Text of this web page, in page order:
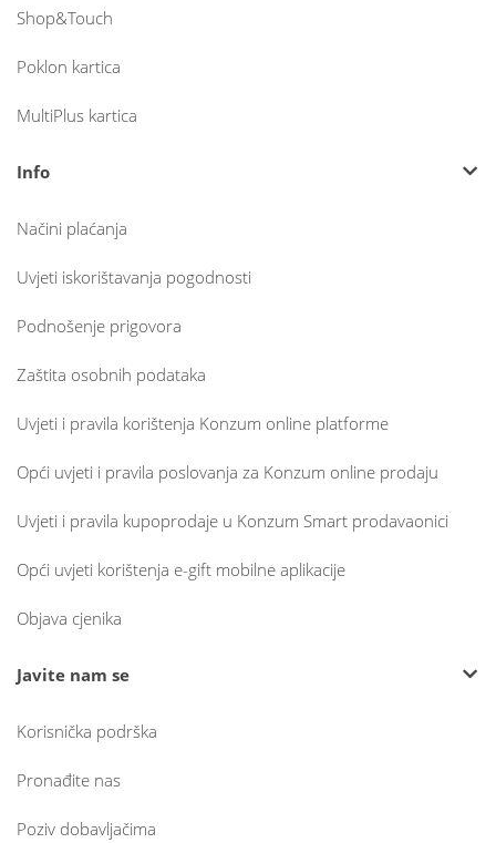
Shop&Touch
Poklon kartica
MultiPlus kartica
Info
Načini plaćanja
Uvjeti iskorištavanja pogodnosti
Podnošenje prigovora
Zaštita osobnih podataka
Uvjeti i pravila korištenja Konzum online platforme
Opći uvjeti i pravila poslovanja za Konzum online prodaju
Uvjeti i pravila kupoprodaje u Konzum Smart prodavaonici
Opći uvjeti korištenja e-gift mobilne aplikacije
Objava cjenika
Javite nam se
Korisnička podrška
Pronađite nas
Poziv dobavljačima